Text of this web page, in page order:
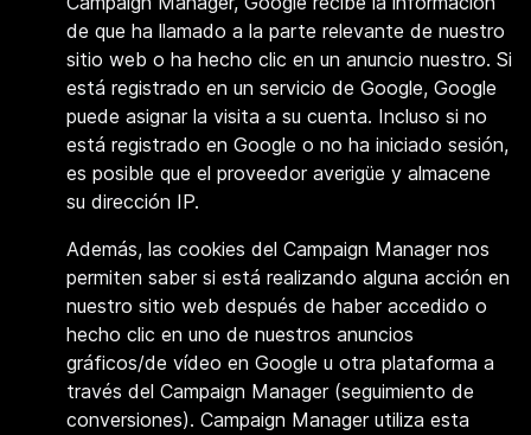
de que ha llamado a la parte relevante de nuestro
sitio web o ha hecho clic en un anuncio nuestro. Si
está registrado en un servicio de Google, Google
puede asignar la visita a su cuenta. Incluso si no
está registrado en Google o no ha iniciado sesión,
es posible que el proveedor averigüe y almacene
su dirección IP.
Además, las cookies del Campaign Manager nos
permiten saber si está realizando alguna acción en
nuestro sitio web después de haber accedido o
hecho clic en uno de nuestros anuncios
gráficos/de vídeo en Google u otra plataforma a
través del Campaign Manager (seguimiento de
conversiones). Campaign Manager utiliza esta